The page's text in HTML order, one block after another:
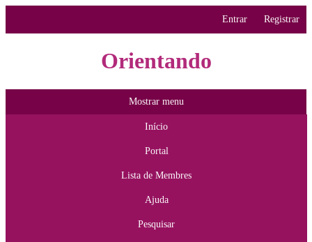
Entrar Registrar
Orientando
Mostrar menu
Início
Portal
Lista de Membres
Ajuda
Pesquisar